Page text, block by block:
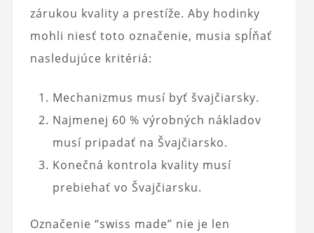
zárukou kvality a prestíže. Aby hodinky
mohli niesť toto označenie, musia spĺňať
nasledujúce kritériá:
Mechanizmus musí byť švajčiarsky.
Najmenej 60 % výrobných nákladov
musí pripadať na Švajčiarsko.
Konečná kontrola kvality musí
prebiehať vo Švajčiarsku.
Označenie “swiss made” nie je len